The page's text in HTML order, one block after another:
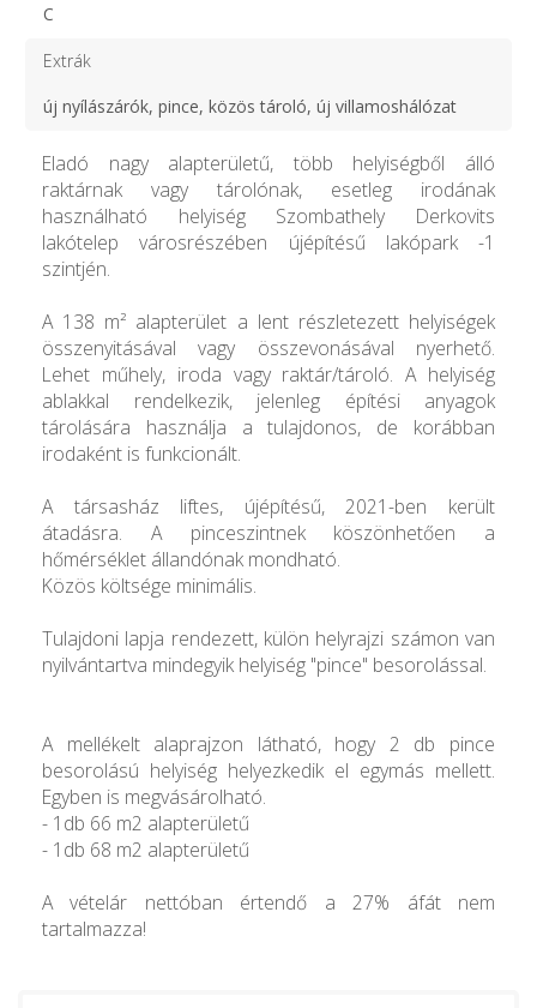
C
Extrák
új nyílászárók, pince, közös tároló, új villamoshálózat
Eladó nagy alapterületű, több helyiségből álló
raktárnak vagy tárolónak, esetleg irodának
használható helyiség Szombathely Derkovits
lakótelep városrészében újépítésű lakópark -1
szintjén.
A 138 m² alapterület a lent részletezett helyiségek
összenyitásával vagy összevonásával nyerhető.
Lehet műhely, iroda vagy raktár/tároló. A helyiség
ablakkal rendelkezik, jelenleg építési anyagok
tárolására használja a tulajdonos, de korábban
irodaként is funkcionált.
A társasház liftes, újépítésű, 2021-ben került
átadásra. A pinceszintnek köszönhetően a
hőmérséklet állandónak mondható.
Közös költsége minimális.
Tulajdoni lapja rendezett, külön helyrajzi számon van
nyilvántartva mindegyik helyiség "pince" besorolással.
A mellékelt alaprajzon látható, hogy 2 db pince
besorolású helyiség helyezkedik el egymás mellett.
Egyben is megvásárolható.
- 1db 66 m2 alapterületű
- 1db 68 m2 alapterületű
A vételár nettóban értendő a 27% áfát nem
tartalmazza!